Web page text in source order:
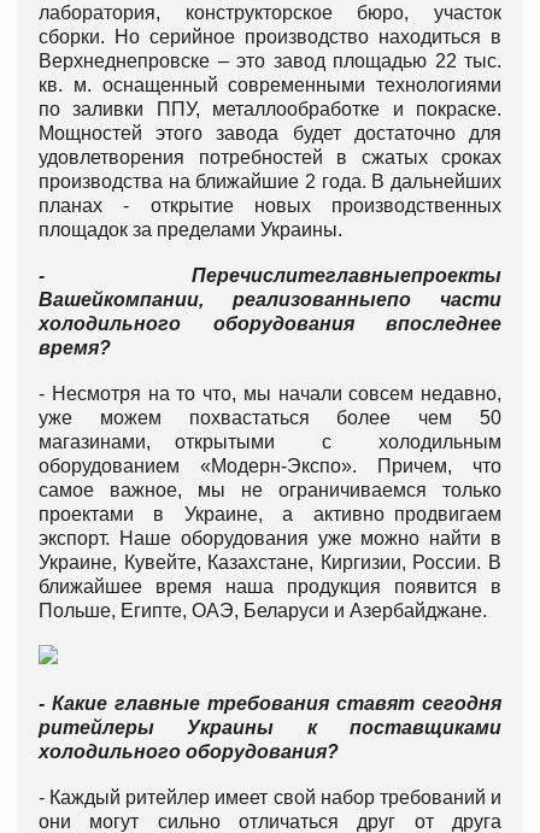
лаборатория, конструкторское бюро, участок
сборки. Но серийное производство находиться в
Верхнеднепровске – это завод площадью 22 тыс.
кв. м. оснащенный современными технологиями
по заливки ППУ, металлообработке и покраске.
Мощностей этого завода будет достаточно для
удовлетворения потребностей в сжатых сроках
производства на ближайшие 2 года. В дальнейших
планах - открытие новых производственных
площадок за пределами Украины.
- Перечислитеглавныепроекты
Вашейкомпании, реализованныепо части
холодильного оборудования впоследнее
время?
- Несмотря на то что, мы начали совсем недавно,
уже можем похвастаться более чем 50
магазинами, открытыми с холодильным
оборудованием «Модерн-Экспо». Причем, что
самое важное, мы не ограничиваемся только
проектами в Украине, а активно продвигаем
экспорт. Наше оборудования уже можно найти в
Украине, Кувейте, Казахстане, Киргизии, России. В
ближайшее время наша продукция появится в
Польше, Египте, ОАЭ, Беларуси и Азербайджане.
- Какие главные требования ставят сегодня
ритейлеры Украины к поставщиками
холодильного оборудования?
- Каждый ритейлер имеет свой набор требований и
они могут сильно отличаться друг от друга